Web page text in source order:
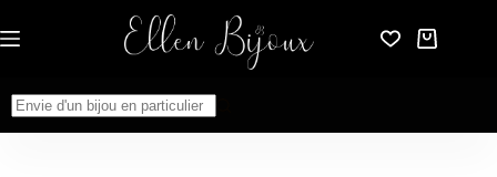
au
contenu
Panier